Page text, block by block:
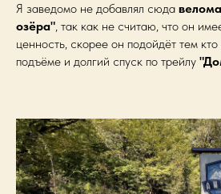
Я заведомо не добавлял сюда
озёра", так как не считаю, что он
ценность, скорее он подойдёт тем
подъёме и долгий спуск по трейлу